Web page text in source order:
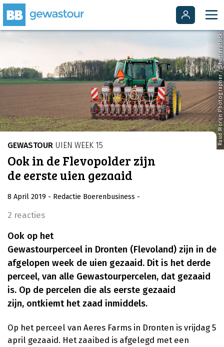
Ruud Morijn Photographer / Shutterstock.com
GEWASTOUR UIEN WEEK 15
Ook in de Flevopolder zijn
de eerste uien gezaaid
8 April 2019 - Redactie Boerenbusiness -
2 reacties
Ook op het
Gewastourperceel in Dronten (Flevoland) zijn in de
afgelopen week de uien gezaaid. Dit is het derde
perceel, van alle Gewastourpercelen, dat gezaaid
is. Op de percelen die als eerste gezaaid
zijn, ontkiemt het zaad inmiddels.
Op het perceel van Aeres Farms in Dronten is vrijdag 5
april gezaaid. Het zaaibed is afgelegd met een